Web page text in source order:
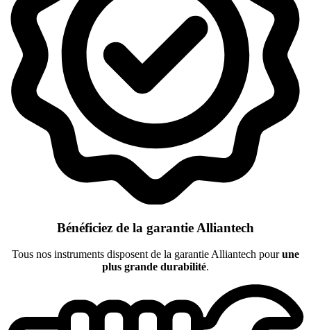
Bénéficiez de la garantie Alliantech
Tous nos instruments disposent de la garantie Alliantech pourune
plus grande durabilité.